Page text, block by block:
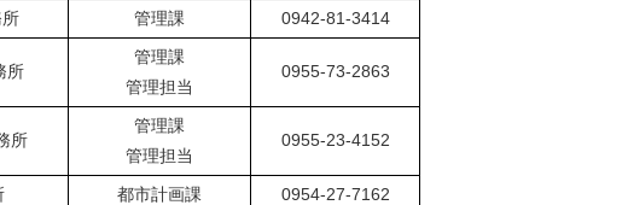
管理課 0942-81-3414
所
管理課
管理担当
0955-73-2863
所
管理課
管理担当
0955-23-4152
都市計画課
0954-27-7162